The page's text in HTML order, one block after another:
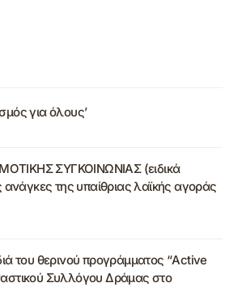
για όλους’
ΣΥΓΚΟΙΝΩΝΙΑΣ (ειδικά
ανάγκες της υπαίθριας λαϊκής αγοράς
του θερινού προγράμματος “Active
Συλλόγου Δράμας στο